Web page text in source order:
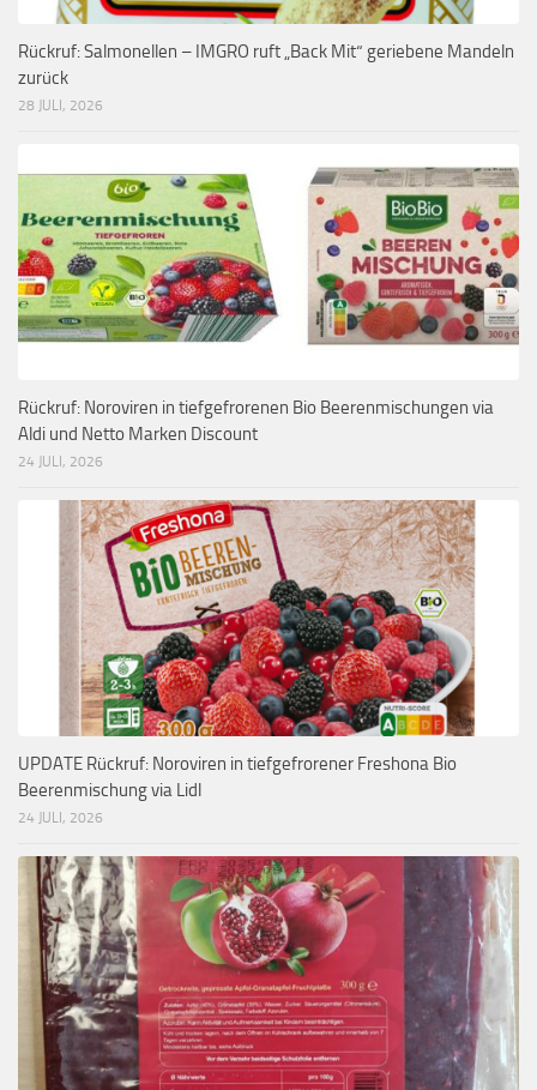
Rückruf: Salmonellen – IMGRO ruft „Back Mit“ geriebene Mandeln
zurück
28 JULI, 2026
Rückruf: Noroviren in tiefgefrorenen Bio Beerenmischungen via
Aldi und Netto Marken Discount
24 JULI, 2026
UPDATE Rückruf: Noroviren in tiefgefrorener Freshona Bio
Beerenmischung via Lidl
24 JULI, 2026